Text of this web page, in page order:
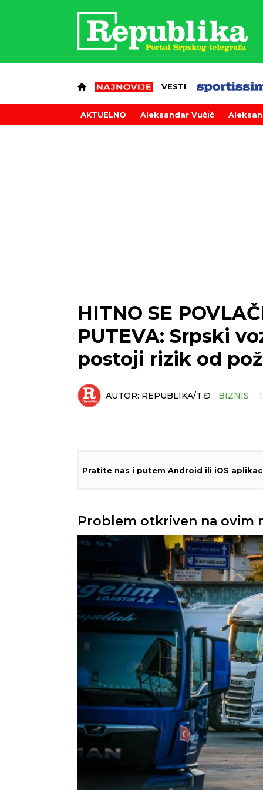
VESTI
AKTUELNO Aleksandar Vučić
HITNO SE
PUTEVA: Srpski
postoji rizik od
AUTOR: REPUBLIKA/T.Đ BIZNIS
Pratite nas i putem Android ili iOS
Problem otkriven na ovim